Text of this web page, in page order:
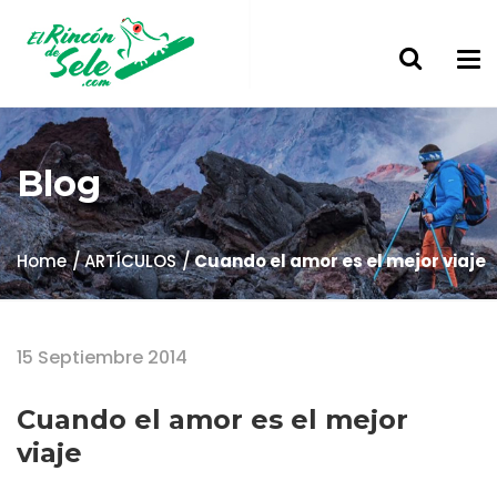
Blog
Home ARTÍCULOS Cuando el amor es el mejor viaje
15 Septiembre 2014
Cuando el amor es el mejor
viaje